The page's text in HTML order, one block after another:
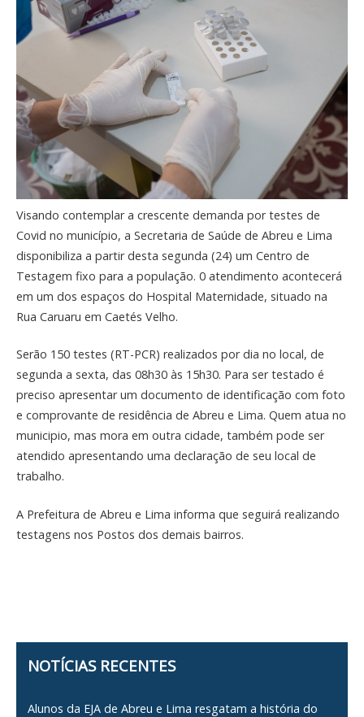
Visando contemplar a crescente demanda por testes de
Covid no município, a Secretaria de Saúde de Abreu e Lima
disponibiliza a partir desta segunda (24) um Centro de
Testagem fixo para a população. 0 atendimento acontecerá
em um dos espaços do Hospital Maternidade, situado na
Rua Caruaru em Caetés Velho.
Serão 150 testes (RT-PCR) realizados por dia no local, de
segunda a sexta, das 08h30 às 15h30. Para ser testado é
preciso apresentar um documento de identificação com foto
e comprovante de residência de Abreu e Lima. Quem atua no
municipio, mas mora em outra cidade, também pode ser
atendido apresentando uma declaração de seu local de
trabalho.
A Prefeitura de Abreu e Lima informa que seguirá realizando
testagens nos Postos dos demais bairros.
NOTÍCIAS RECENTES
Alunos da EJA de Abreu e Lima resgatam a história do